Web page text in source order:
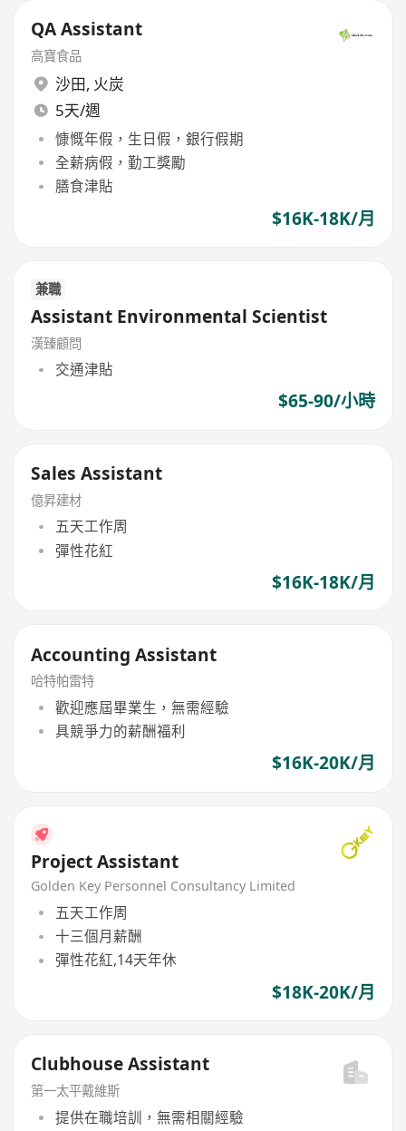
QA Assistant
高寶食品
沙田, 火炭
5天/週
慷慨年假，生日假，銀行假期
全薪病假，勤工獎勵
膳食津貼
$16K-18K/月
兼職
Assistant Environmental Scientist
漢臻顧問
交通津貼
$65-90/小時
Sales Assistant
億昇建材
五天工作周
彈性花紅
$16K-18K/月
Accounting Assistant
哈特帕雷特
歡迎應屆畢業生，無需經驗
具競爭力的薪酬福利
$16K-20K/月
Project Assistant
Golden Key Personnel Consultancy Limited
五天工作周
十三個月薪酬
彈性花紅,14天年休
$18K-20K/月
Clubhouse Assistant
第一太平戴維斯
提供在職培訓，無需相關經驗